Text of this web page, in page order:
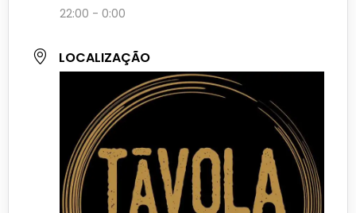
22:00 - 0:00
LOCALIZAÇÃO